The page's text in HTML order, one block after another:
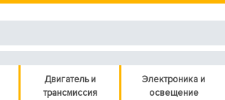
Двигатель и
трансмиссия
Электроника и
освещение